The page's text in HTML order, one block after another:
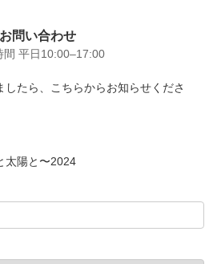
お問い合わせ
間 平日10:00–17:00
したら、こちらからお知らせくださ
太陽と〜2024